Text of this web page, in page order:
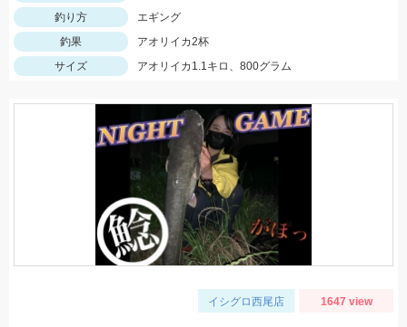
釣り方
エギング
釣果
アオリイカ2杯
サイズ
アオリイカ1.1キロ、800グラム
イシグロ西尾店 1647 view